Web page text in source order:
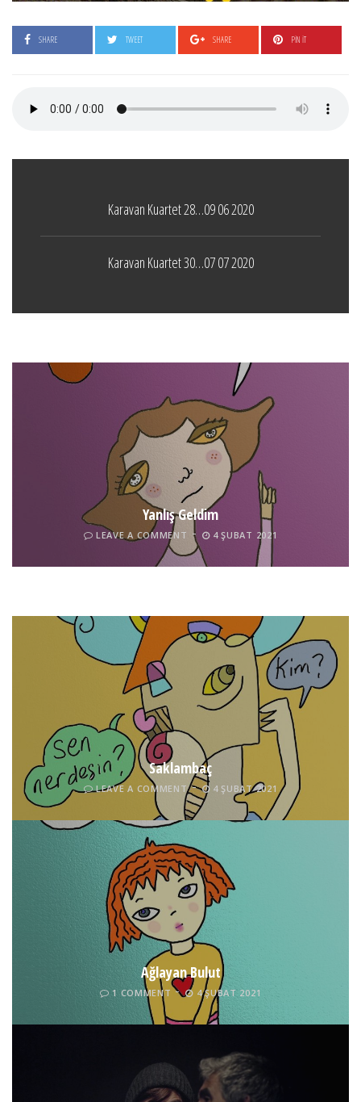
SHARE TWEET SHARE PIN IT
Karavan Kuartet 28…09 06 2020
Karavan Kuartet 30…07 07 2020
Yanlış Geldim
LEAVE A COMMENT 4 ŞUBAT 2021
Tel İnsan
LEAVE A COMMENT 4 ŞUBAT 2021
Saklambaç
LEAVE A COMMENT 4 ŞUBAT 2021
Ağlayan Bulut
1 COMMENT 4 ŞUBAT 2021